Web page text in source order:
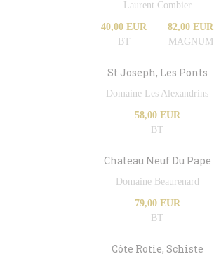
Laurent Combier
40,00 EUR
BT
82,00 EUR
MAGNUM
St Joseph, Les Ponts
Domaine Les Alexandrins
58,00 EUR
BT
Chateau Neuf Du Pape
Domaine Beaurenard
79,00 EUR
BT
Côte Rotie, Schiste